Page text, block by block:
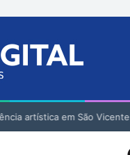
artística em São Vicente